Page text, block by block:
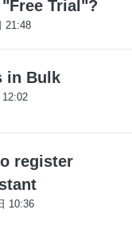
Trial"?
21:48
in Bulk
12:02
register
10:36